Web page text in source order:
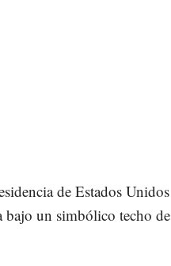
de Estados Unidos
bajo un simbólico techo de